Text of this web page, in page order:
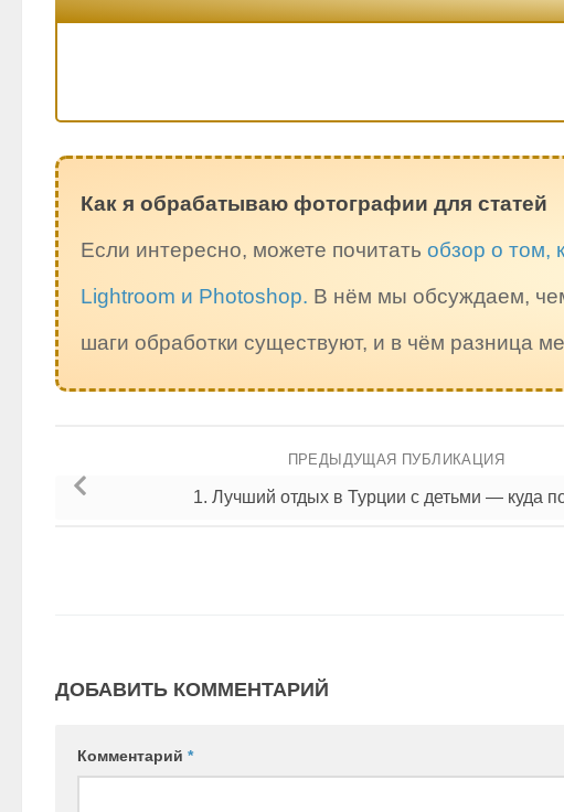
Как я обрабатываю фотографии для статей
Если интересно, можете почитать обзор о том,
Lightroom и Photoshop. В нём мы обсуждаем,
шаги обработки существуют, и в чём разница
ПРЕДЫДУЩАЯ ПУБЛИКАЦИЯ
1. Лучший отдых в Турции с детьми — куда
ДОБАВИТЬ КОММЕНТАРИЙ
Комментарий *